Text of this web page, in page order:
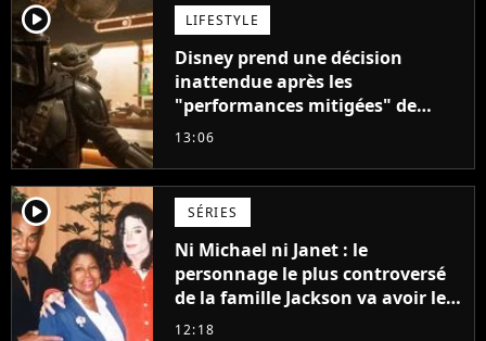
player2 LIFESTYLE
Disney prend une décision
inattendue après les
"performances mitigées" de
Vaiana et The Mandalorian &
13:06
player2 SÉRIES
Ni Michael ni Janet : le
personnage le plus controversé
de la famille Jackson va avoir le
droit à sa propre série
12:18